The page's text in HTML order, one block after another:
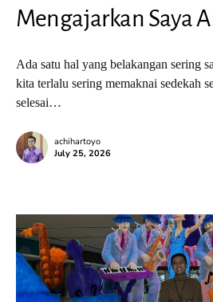
Mengajarkan Saya
Ada satu hal yang belakangan sering
kita terlalu sering memaknai sedekah
selesai…
achihartoyo
July 25, 2026